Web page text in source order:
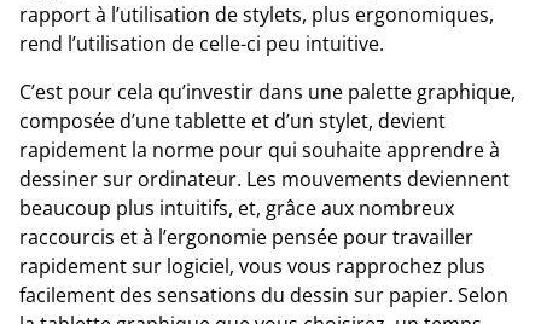
rapport à l’utilisation de stylets, plus ergonomiques,
rend l’utilisation de celle-ci peu intuitive.
C’est pour cela qu’investir dans une palette graphique,
composée d’une tablette et d’un stylet, devient
rapidement la norme pour qui souhaite apprendre à
dessiner sur ordinateur. Les mouvements deviennent
beaucoup plus intuitifs, et, grâce aux nombreux
raccourcis et à l’ergonomie pensée pour travailler
rapidement sur logiciel, vous vous rapprochez plus
facilement des sensations du dessin sur papier. Selon